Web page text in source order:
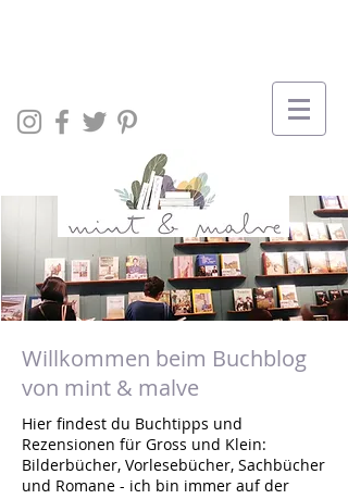
Willkommen beim Buchblog
von mint & malve
Hier findest du Buchtipps und
Rezensionen für Gross und Klein:
Bilderbücher, Vorlesebücher, Sachbücher
und Romane - ich bin immer auf der